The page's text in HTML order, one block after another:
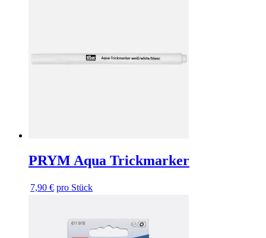
PRYM Aqua Trickmarker
7,90 € pro Stück